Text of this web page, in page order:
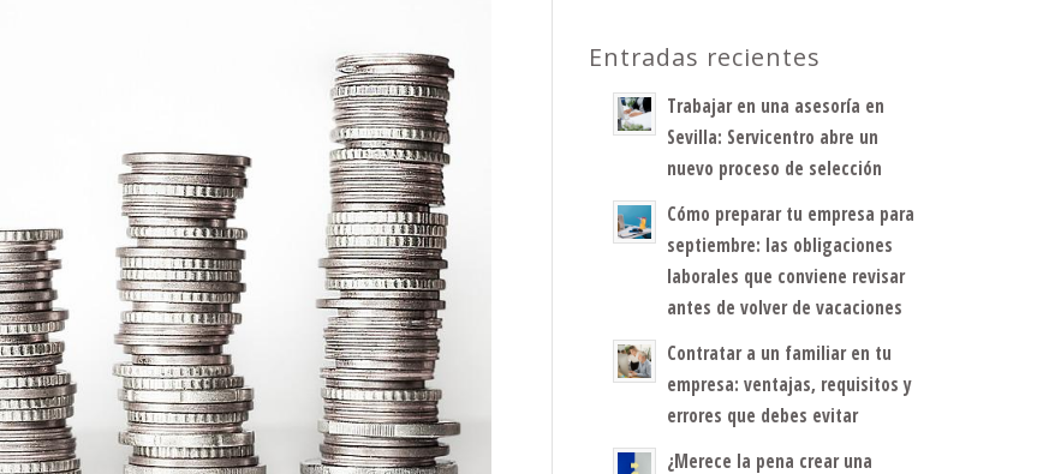
Entradas recientes
Trabajar en una asesoría en
Sevilla: Servicentro abre un
nuevo proceso de selección
Cómo preparar tu empresa para
septiembre: las obligaciones
laborales que conviene revisar
antes de volver de vacaciones
Contratar a un familiar en tu
empresa: ventajas, requisitos y
errores que debes evitar
¿Merece la pena crear una